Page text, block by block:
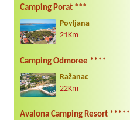
Camping Porat ***
Povljana
21Km
Camping Odmoree ****
Ražanac
22Km
Avalona Camping Resort *****